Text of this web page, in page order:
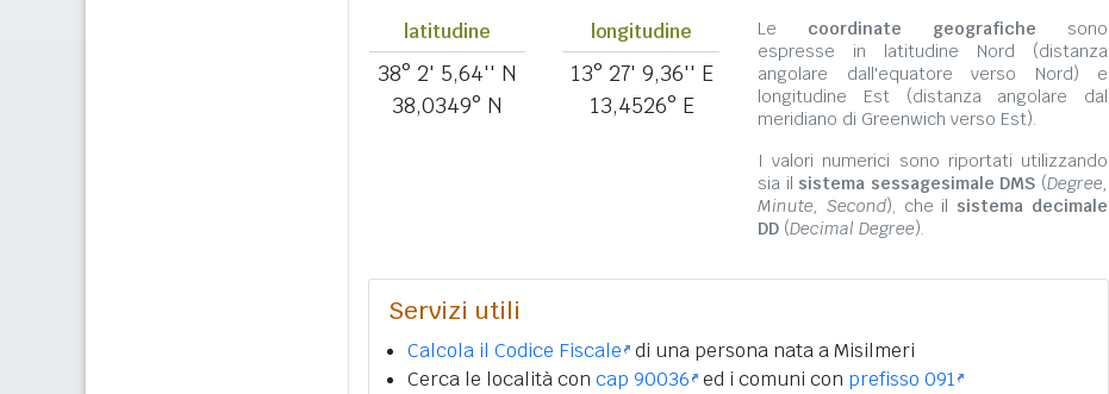
latitudine
38° 2' 5,64'' N
38,0349° N
longitudine
13° 27' 9,36'' E
13,4526° E
Le coordinate geografiche sono
espresse in latitudine Nord (distanza
angolare dall'equatore verso Nord) e
longitudine Est (distanza angolare dal
meridiano di Greenwich verso Est).
I valori numerici sono riportati utilizzando
sia il sistema sessagesimale DMS (Degree,
Minute, Second), che il sistema decimale
DD (Decimal Degree).
Servizi utili
Calcola il Codice Fiscale di una persona nata a Misilmeri
Cerca le località con cap 90036 ed i comuni con prefisso 091